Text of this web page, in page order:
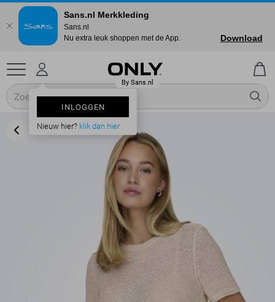
INLOGGEN
Nieuw hier? klik dan hier
Sans.nl Merkkleding
Sans.nl
Nu extra leuk shoppen met de App.
Download